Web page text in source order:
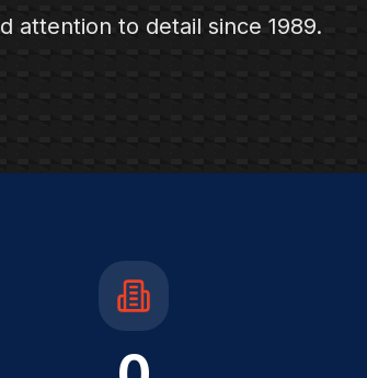
attention to detail since 1989.